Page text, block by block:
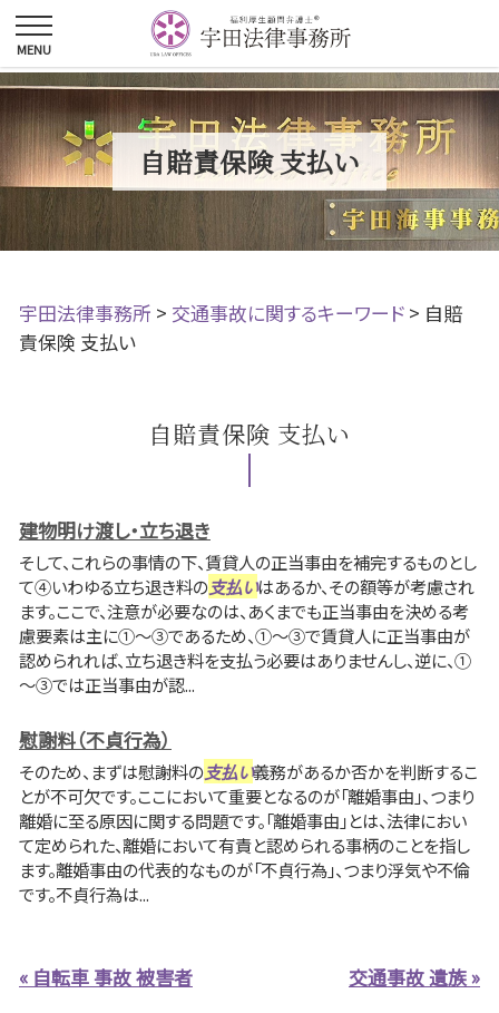
自賠責保険 支払い
宇田法律事務所 > 交通事故に関するキーワード > 自賠
責保険 支払い
自賠責保険 支払い
建物明け渡し・立ち退き
そして、これらの事情の下、賃貸人の正当事由を補完するものとし
て④いわゆる立ち退き料の支払いはあるか、その額等が考慮され
ます。ここで、注意が必要なのは、あくまでも正当事由を決める考
慮要素は主に①～③であるため、①～③で賃貸人に正当事由が
認められれば、立ち退き料を支払う必要はありませんし、逆に、①
～③では正当事由が認...
慰謝料（不貞行為）
そのため、まずは慰謝料の支払い義務があるか否かを判断するこ
とが不可欠です。ここにおいて重要となるのが「離婚事由」、つまり
離婚に至る原因に関する問題です。「離婚事由」とは、法律におい
て定められた、離婚において有責と認められる事柄のことを指し
ます。離婚事由の代表的なものが「不貞行為」、つまり浮気や不倫
です。不貞行為は...
« 自転車 事故 被害者 交通事故 遺族 »